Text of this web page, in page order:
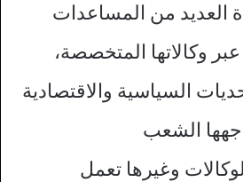
العديد من المساعدات
وكالاتها المتخصصة،
السياسية والاقتصادية
الشعب
وغيرها تعمل